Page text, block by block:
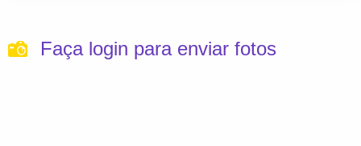
Faça login para enviar fotos